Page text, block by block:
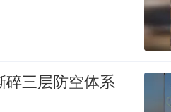
碎三层防空体系